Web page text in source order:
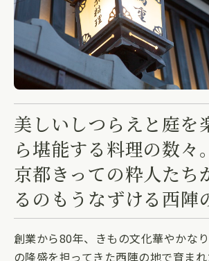
美しいしつらえと庭を
ら堪能する料理の数々。
京都きっての粋人たち
るのもうなずける西陣
創業から80年、きもの文化華やかな
の隆盛を担ってきた西陣の地で育ま